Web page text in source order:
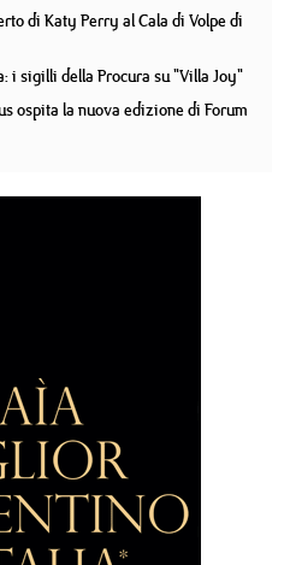
di Katy Perry al Cala di Volpe di
i sigilli della Procura su "Villa Joy"
ospita la nuova edizione di Forum